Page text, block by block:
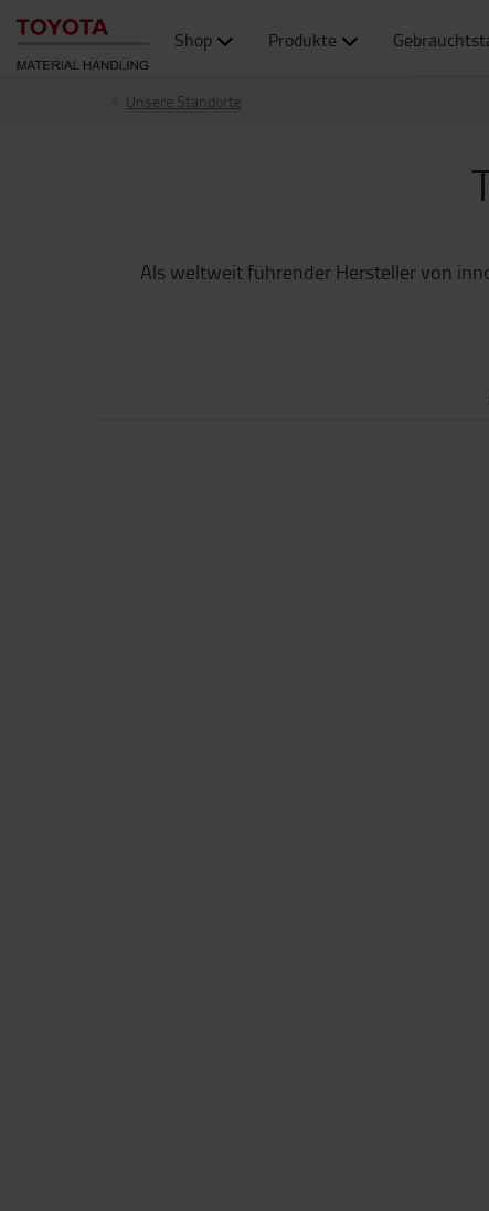
Shop Produkte
Unsere Standorte
Als weltweit führender Hersteller von